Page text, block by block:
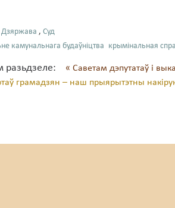
Дзяржава ,Суд
камунальнага будаўніцтва крымінальная
разьдзеле: « Саветам дэпутатаў і
грамадзян – наш прыярытэтны